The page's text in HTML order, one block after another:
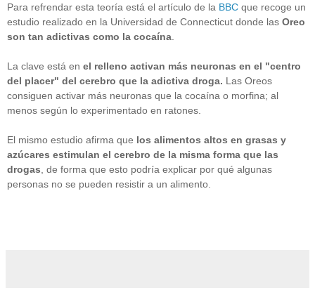
Para refrendar esta teoría está el artículo de la BBC que recoge un
estudio realizado en la Universidad de Connecticut donde las Oreo
son tan adictivas como la cocaína
La clave está en el relleno activan más neuronas en el "centro
del placer" del cerebro que la adictiva droga. Las Oreos
consiguen activar más neuronas que la cocaína o morfina; al
menos según lo experimentado en ratones.
El mismo estudio afirma que los alimentos altos en grasas y
azúcares estimulan el cerebro de la misma forma que las
drogas , de forma que esto podría explicar por qué algunas
personas no se pueden resistir a un alimento.